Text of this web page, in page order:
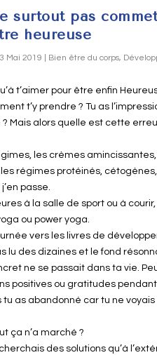
surtout pas
heureuse
Mai 2019 Bien être du corps,
t’aimer pour être enfin
t’y prendre ? Tu as
? Mais alors quelle est cette
les crèmes
régimes protéinés,
passe.
à la salle de sport ou à
ou power yoga.
vers les livres de
lu des dizaines et le fond
ne se passait dans ta vie.
positives ou gratitudes pendant
tu as abandonné car tu ne voyais
ça n’a marché ?
des solutions qu’à